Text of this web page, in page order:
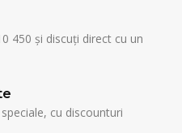
450 și discuți direct cu un
cu discounturi